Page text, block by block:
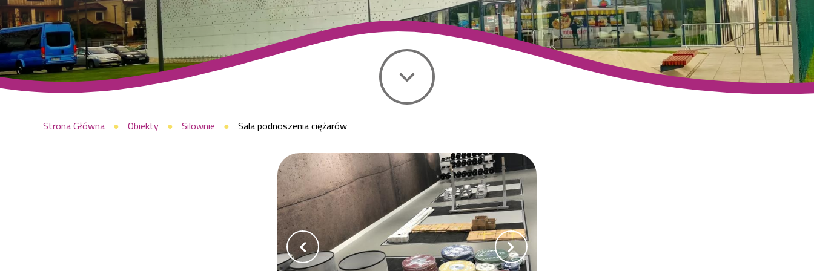
Raszyn
Ścieżka
Strona Główna Obiekty Silownie Sala podnoszenia ciężarów